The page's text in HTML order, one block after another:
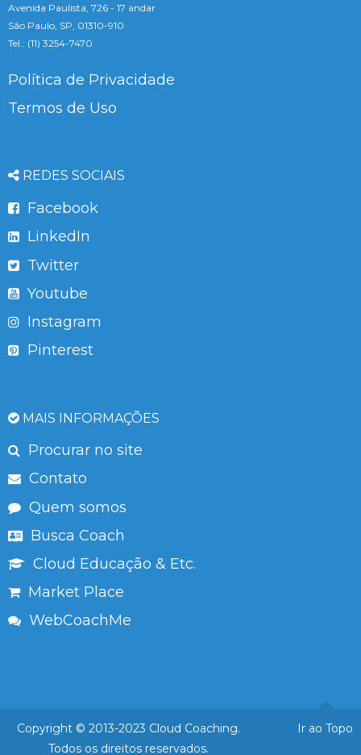
Avenida Paulista, 726 - 17 andar
São Paulo, SP, 01310-910
Tel.: (11) 3254-7470
Política de Privacidade
Termos de Uso
REDES SOCIAIS
Facebook
LinkedIn
Twitter
Youtube
Instagram
Pinterest
MAIS INFORMAÇÕES
Procurar no site
Contato
Quem somos
Busca Coach
Cloud Educação & Etc.
Market Place
WebCoachMe
Ir ao Topo
Copyright © 2013-2023 Cloud Coaching.
Todos os direitos reservados.